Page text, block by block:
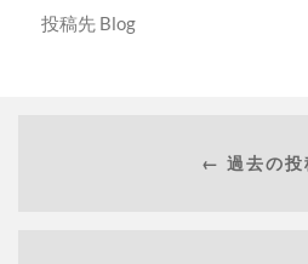
投稿先 Blog
← 過去の投